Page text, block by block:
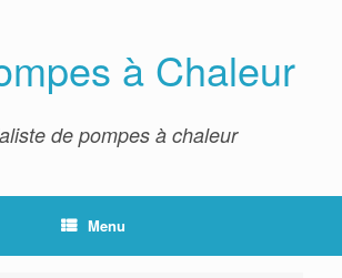
à Chaleur
de pompes à chaleur
Menu